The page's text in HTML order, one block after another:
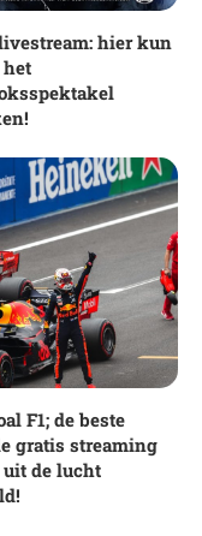
hier kun
F1; de beste
gratis streaming
de lucht